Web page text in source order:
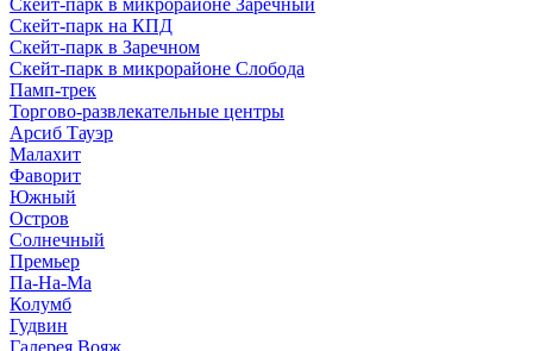
Скейт-парк в микрорайоне Заречный
Скейт-парк на КПД
Скейт-парк в Заречном
Скейт-парк в микрорайоне Слобода
Памп-трек
Торгово-развлекательные центры
Арсиб Тауэр
Малахит
Фаворит
Южный
Остров
Солнечный
Премьер
Па-На-Ма
Колумб
Гудвин
Галерея Вояж